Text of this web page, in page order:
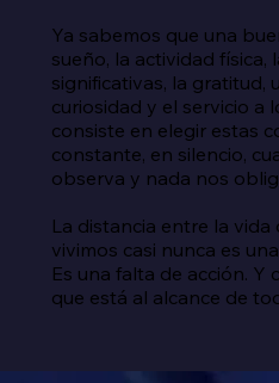
Ya sabemos que una
sueño, la actividad física,
significativas, la gratitud,
curiosidad y el servicio a
consiste en elegir estas
constante, en silencio,
observa y nada nos
La distancia entre la
vivimos casi nunca es
Es una falta de acción. Y
que está al alcance de